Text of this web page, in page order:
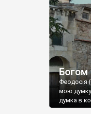
Богом
Феодосія
мою
думка в
запрошую